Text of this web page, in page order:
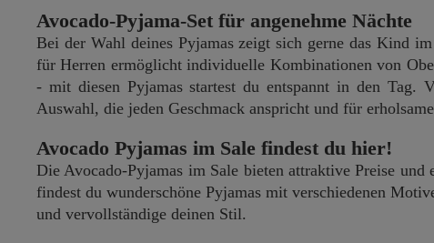
Avocado-Pyjama-Set für angenehme Nächte
Bei der Wahl deines Pyjamas zeigt sich gerne das Kind
für Herren ermöglicht individuelle Kombinationen von
- mit diesen Pyjamas startest du entspannt in den Tag.
Auswahl, die jeden Geschmack anspricht und für
Avocado Pyjamas im Sale findest du hier!
Die Avocado-Pyjamas im Sale bieten attraktive Preise
findest du wunderschöne Pyjamas mit verschiedenen
und vervollständige deinen Stil.